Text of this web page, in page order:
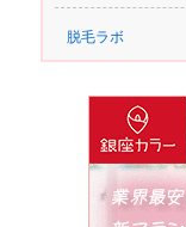
脱毛ラボ